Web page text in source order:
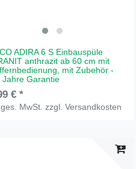
ADIRA 6 S Einbauspüle
anthrazit ab 60 cm mit
mit Zubehör -
Jahre Garantie
€ *
MwSt. zzgl.Versandkosten